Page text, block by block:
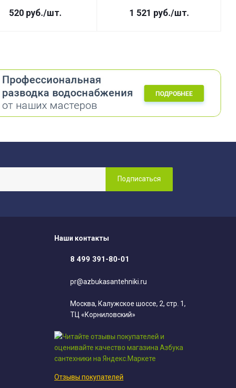
520руб./шт. 1 521 руб./шт.
Наши контакты
8 499 391-80-01
pr@azbukasantehniki.ru
Москва, Калужское шоссе, 2, стр. 1,
ТЦ «Корниловский»
Отзывы покупателей